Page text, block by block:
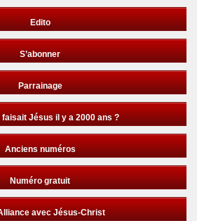
Edito
S’abonner
Parrainage
Jésus il y a 2000 ans ?
Anciens numéros
Numéro gratuit
avec Jésus-Christ